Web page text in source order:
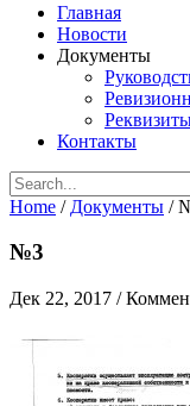
Главная
Новости
Документы
Контакты
Home / Документы /
№3
Дек 22, 2017 /